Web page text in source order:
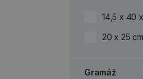
14,5 x 40
20 x 25 cm
Gramáž